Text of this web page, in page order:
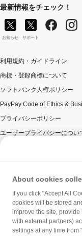
最新情報をチェック！
お知らせ サポート
利用規約・ガイドライン
商標・登録商標について
ソフトバンク人権ポリシー
PayPay Code of Ethics &
プライバシーポリシー
ユーザープライバシーについ
ウェブサイト利用規約
反社会的勢力に対する方針
勧誘方針
マネロン等基本方針
カスタマーハラスメントに
About cookies
If you click "Accept All
cookies will be stored
improve the site,
with external partners)
settings at any time from